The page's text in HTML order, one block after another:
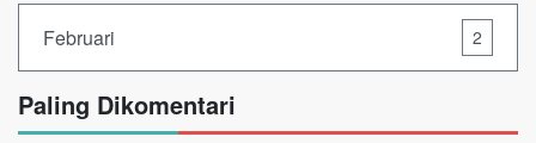
Februari 2
Paling Dikomentari